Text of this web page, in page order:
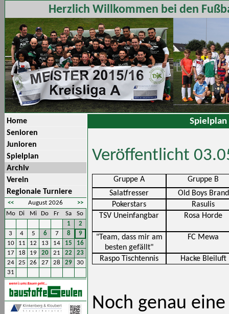
Herzlich Willkommen bei den
Home
Senioren
Junioren
Spielplan
Archiv
Verein
Regionale Turniere
<< >>
August 2026
Mo Di Mi Do Fr Sa
So
1
2
3
4 5 6 7 8
9
10
11 12 13 14 15
16
17
18 19 20 21 22
23
24
25 26 27 28 29
30
31
Veröffentlicht
Gruppe A
Gruppe B
Salatfresser
Old Boys Brand
Pokerstars
Rasulis
TSV Uneinfangbar
Rosa Horde
"Team, dass mir am
besten gefällt"
FC Mewa
Raspo Tischtennis Hacke Bleiluft
Noch genau